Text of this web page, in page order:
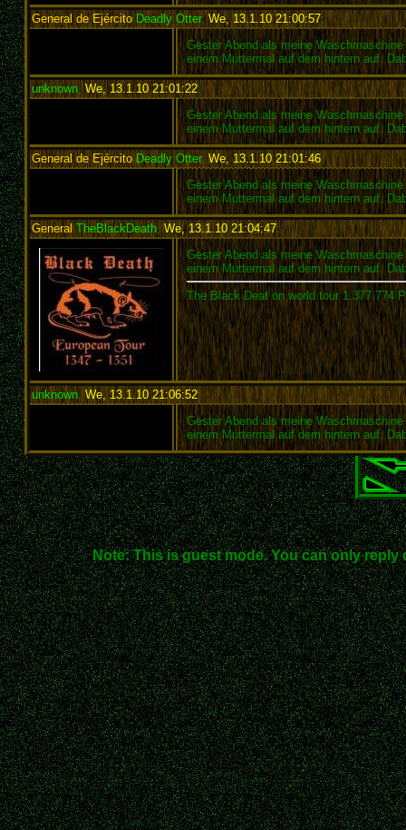
General de EjércitoDeadly Otter,We, 13.1.10 21:00:57:
Gester Abend als meine
einem Muttermal auf dem hintern auf.
unknown,We, 13.1.10 21:01:22:
Gester Abend als meine
einem Muttermal auf dem hintern auf.
General de EjércitoDeadly Otter,We, 13.1.10 21:01:46:
Gester Abend als meine
einem Muttermal auf dem hintern auf.
GeneralTheBlackDeath,We, 13.1.10 21:04:47:
Gester Abend als meine
einem Muttermal auf dem hintern auf.
The Black Deat on world tour 1.377.774
unknown, We, 13.1.10 21:06:52:
Gester Abend als meine
einem Muttermal auf dem hintern auf.
Note: This is guest mode. You can only